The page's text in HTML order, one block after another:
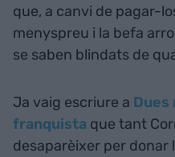
que, a canvi de pagar-
menyspreu i la befa
se saben blindats de
Ja vaig escriure a Dues
franquista que tant
desaparèixer per donar